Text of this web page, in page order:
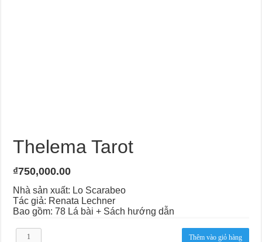
Thelema Tarot
₫750,000.00
Nhà sản xuất: Lo Scarabeo
Tác giả: Renata Lechner
Bao gồm: 78 Lá bài + Sách hướng dẫn
Thelema
Thêm vào giỏ hàng